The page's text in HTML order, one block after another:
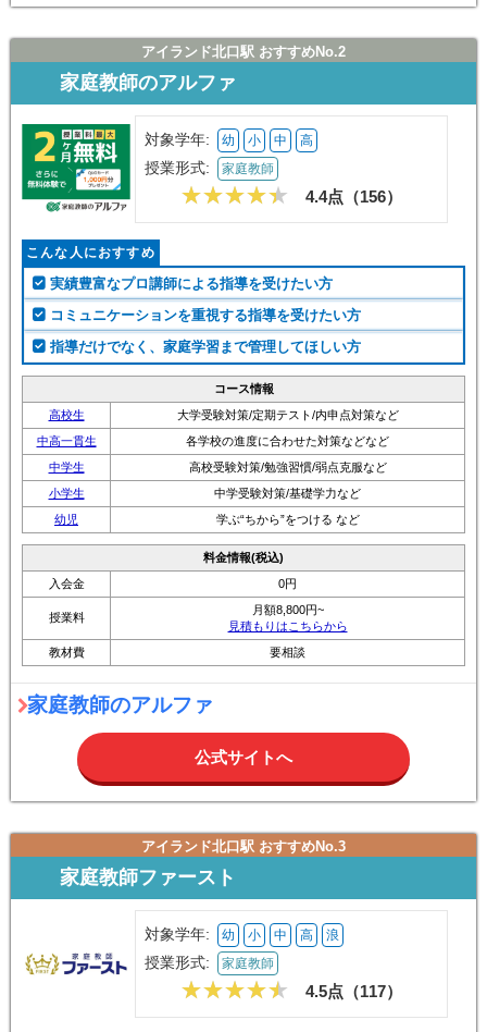
アイランド北口駅 おすすめNo.2
家庭教師のアルファ
対象学年: 幼 小 中 高
授業形式: 家庭教師
4.4点（156）
こんな人におすすめ
実績豊富なプロ講師による指導を受けたい方
コミュニケーションを重視する指導を受けたい方
指導だけでなく、家庭学習まで管理してほしい方
コース情報
高校生
大学受験対策/定期テスト/内申点対策など
中高一貫生
各学校の進度に合わせた対策などなど
中学生
高校受験対策/勉強習慣/弱点克服など
小学生
中学受験対策/基礎学力など
幼児
学ぶ“ちから”をつける など
料金情報(税込)
入会金
0円
授業料
月額8,800円~
見積もりはこちらから
教材費
要相談
家庭教師のアルファ
公式サイトへ
アイランド北口駅 おすすめNo.3
家庭教師ファースト
対象学年: 幼 小 中 高 浪
授業形式: 家庭教師
4.5点（117）